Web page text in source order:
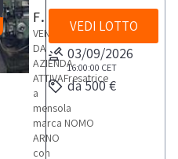
Fresatrice a mensola NOMO ARNO
VENDITA
DA
AZIENDA
ATTIVAFresatrice
a
mensola
marca NOMO
ARNO
con
VEDI LOTTO
03/09/2026
16:00:00 CET
da 500 €